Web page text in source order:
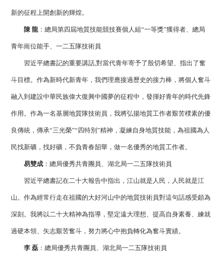
新的征程上開創新的輝煌。
陳 龍：總局第四屆地質技能競技賽個人組“一等獎”獲得者、總局
青年崗位能手、一二五隊技術員
習近平總書記的重要講話,對當代青年寄予了殷切希望、指出了奮
斗目標。作為新時代新青年，我們理應接過歷史的接力棒，將個人奮斗
融入到建設中華民族偉大復興中國夢的征程中，發揮好青年的時代先鋒
作用。作為一名基層地質隊技術員，我將弘揚地質工作者艱苦樸素的優
良傳統，傳承“三光榮”“四特別”精神，凝練自身地質技能，為祖國為人
民找新礦，找好礦，不負青春韶華，做一名優秀的地質工作者。
易雙成：總局優秀共青團員、湖北局一二五隊技術員
習近平總書記在二十大報告中指出，江山就是人民，人民就是江
山。作為經常行走在祖國的大好河山中的地質技術員對這句話感受頗為
深刻。我將以二十大精神為指導，堅定遠大理想、提高自身素養、練就
過硬本領、矢志艱苦奮斗，努力將心中抱負轉化為奮斗實績。
李 磊：總局優秀共青團員、湖北局一二五隊技術員